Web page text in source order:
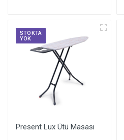
STOKTA
YOK
Present Lux Ütü Masası